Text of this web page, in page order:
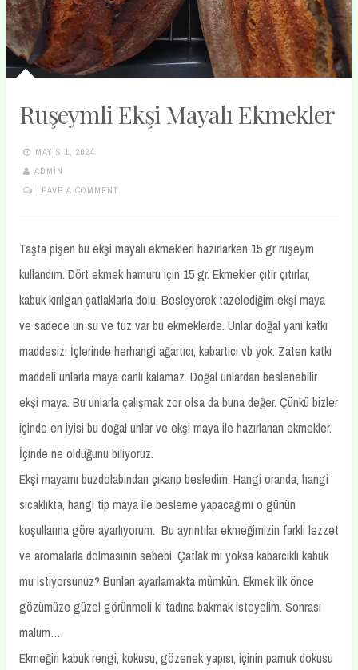
Ruşeymli Ekşi Mayalı Ekmekler
MAYIS 1, 2024
ADMIN
LEAVE A COMMENT
Taşta pişen bu ekşi mayalı ekmekleri hazırlarken 15 gr ruşeym
kullandım. Dört ekmek hamuru için 15 gr. Ekmekler çıtır çıtırlar,
kabuk kırılgan çatlaklarla dolu. Besleyerek tazelediğim ekşi maya
ve sadece un su ve tuz var bu ekmeklerde. Unlar doğal yani katkı
maddesiz. İçlerinde herhangi ağartıcı, kabartıcı vb yok. Zaten katkı
maddeli unlarla maya canlı kalamaz. Doğal unlardan beslenebilir
ekşi maya. Bu unlarla çalışmak zor olsa da buna değer. Çünkü bizler
içinde en iyisi bu doğal unlar ve ekşi maya ile hazırlanan ekmekler.
İçinde ne olduğunu biliyoruz.
Ekşi mayamı buzdolabından çıkarıp besledim. Hangi oranda, hangi
sıcaklıkta, hangi tip maya ile besleme yapacağımı o günün
koşullarına göre ayarlıyorum. Bu ayrıntılar ekmeğimizin farklı lezzet
ve aromalarla dolmasının sebebi. Çatlak mı yoksa kabarcıklı kabuk
mu istiyorsunuz? Bunları ayarlamakta mümkün. Ekmek ilk önce
gözümüze güzel görünmeli ki tadına bakmak isteyelim. Sonrası
malum…
Ekmeğin kabuk rengi, kokusu, gözenek yapısı, içinin pamuk dokusu